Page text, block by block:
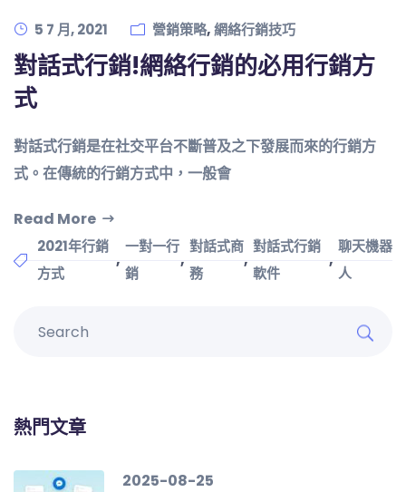
5 7 月, 2021 營銷策略,網絡行銷技巧
對話式行銷!網絡行銷的必用行銷方
式
對話式行銷是在社交平台不斷普及之下發展而來的行銷方
式。在傳統的行銷方式中，一般會
Read More
2021年行銷
方式
,
一對一行
銷
,
對話式商
務
,
對話式行銷
軟件
,
聊天機器
人
熱門文章
2025-08-25